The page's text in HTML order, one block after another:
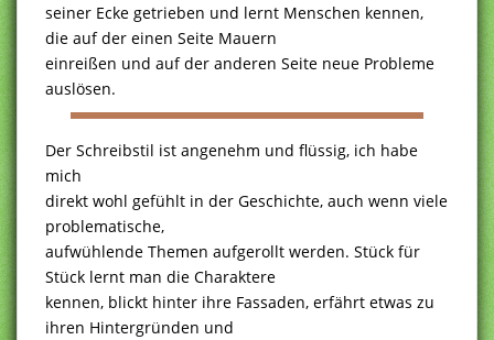
seiner Ecke getrieben und lernt Menschen kennen,
die auf der einen Seite Mauern
einreißen und auf der anderen Seite neue Probleme
auslösen.
Der Schreibstil ist angenehm und flüssig, ich habe
mich
direkt wohl gefühlt in der Geschichte, auch wenn viele
problematische,
aufwühlende Themen aufgerollt werden. Stück für
Stück lernt man die Charaktere
kennen, blickt hinter ihre Fassaden, erfährt etwas zu
ihren Hintergründen und